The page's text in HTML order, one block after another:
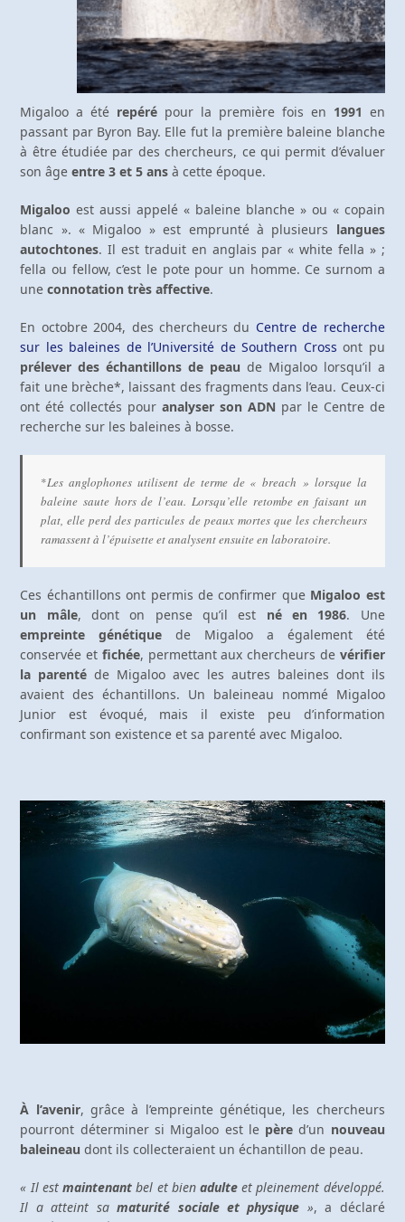
Migaloo a été repéré pour la première fois en 1991 en
passant par Byron Bay. Elle fut la première baleine blanche
à être étudiée par des chercheurs, ce qui permit d’évaluer
son âgeentre 3 et 5 ans à cette époque.
Migaloo est aussi appelé « baleine blanche » ou « copain
blanc ». « Migaloo » est emprunté à plusieurs langues
autochtones. Il est traduit en anglais par « white fella » ;
fella ou fellow, c’est le pote pour un homme. Ce surnom a
uneconnotation très affective.
En octobre 2004, des chercheurs du Centre de recherche
sur les baleines de l’Université de Southern Cross ont pu
prélever des échantillons de peau de Migaloo lorsqu’il a
fait une brèche*, laissant des fragments dans l’eau. Ceux-ci
ont été collectés pouranalyser son ADN par le Centre de
recherche sur les baleines à bosse.
*Les anglophones utilisent de terme de « breach » lorsque la
baleine saute hors de l’eau. Lorsqu’elle retombe en faisant un
plat, elle perd des particules de peaux mortes que les chercheurs
ramassent à l’épuisette et analysent ensuite en laboratoire.
Ces échantillons ont permis de confirmer que Migaloo est
un mâle, dont on pense qu’il est né en 1986. Une
empreinte génétique de Migaloo a également été
conservée et fichée, permettant aux chercheurs de vérifier
la parentéde Migaloo avec les autres baleines dont ils
avaient des échantillons. Un baleineau nommé Migaloo
Junior est évoqué, mais il existe peu d’information
confirmant son existence et sa parenté avec Migaloo.
À l’avenir, grâce à l’empreinte génétique, les chercheurs
pourront déterminer si Migaloo est le père d’un nouveau
baleineau dont ils collecteraient un échantillon de peau.
« Il estmaintenant bel et bienadulteet pleinement développé.
Il a atteint samaturité sociale et physique », a déclaré